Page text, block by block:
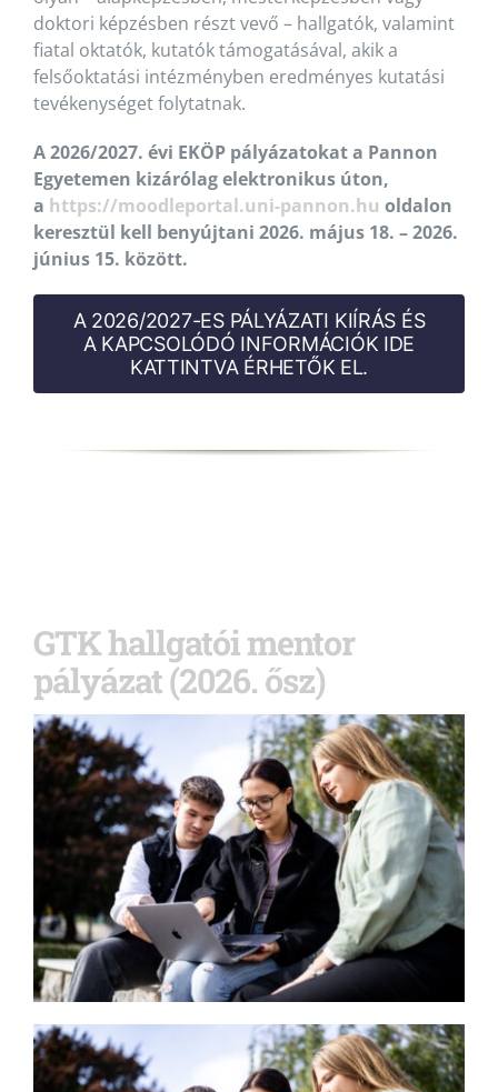
doktori képzésben részt vevő – hallgatók, valamint
fiatal oktatók, kutatók támogatásával, akik a
felsőoktatási intézményben eredményes kutatási
tevékenységet folytatnak.
A 2026/2027. évi EKÖP pályázatokat a Pannon
Egyetemen kizárólag elektronikus úton,
a https://moodleportal.uni-pannon.hu oldalon
keresztül kell benyújtani 2026. május 18. – 2026.
június 15. között.
A 2026/2027-ES PÁLYÁZATI KIÍRÁS ÉS
A KAPCSOLÓDÓ INFORMÁCIÓK IDE
KATTINTVA ÉRHETŐK EL.
GTK hallgatói mentor
pályázat (2026. ősz)